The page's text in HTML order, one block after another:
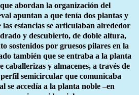
abordan la organización del
apuntan a que tenía dos plantas y
estancias se articulaban alrededor
y descubierto, de doble altura,
sostenidos por gruesos pilares en la
también que se entraba a la planta
caballerizas y almacenes, a través de
semicircular que comunicaba
se accedía a la planta noble –en